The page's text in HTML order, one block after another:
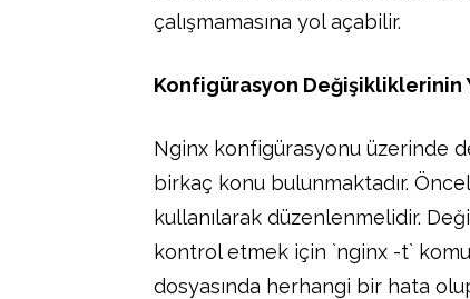
çalışmamasına yol açabilir.
Konfigürasyon Değişikliklerinin
Nginx konfigürasyonu üzerinde
birkaç konu bulunmaktadır.
kullanılarak düzenlenmelidir.
kontrol etmek için `nginx -t`
dosyasında herhangi bir hata